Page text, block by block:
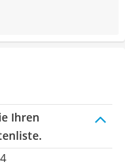
Ihren